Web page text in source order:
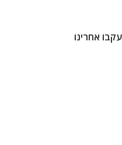
עקבו אחרינו